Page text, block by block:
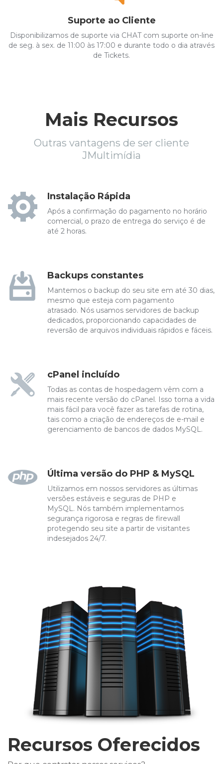
Suporte ao Cliente
Disponibilizamos de suporte via CHAT com suporte on-line
de seg. à sex. de 11:00 às 17:00 e durante todo o dia através
de Tickets.
Mais Recursos
Outras vantagens de ser cliente
JMultimídia
Instalação Rápida
Após a confirmação do pagamento no horário
comercial, o prazo de entrega do serviço é de
até 2 horas.
Backups constantes
Mantemos o backup do seu site em até 30 dias,
mesmo que esteja com pagamento
atrasado. Nós usamos servidores de backup
dedicados, proporcionando capacidades de
reversão de arquivos individuais rápidos e fáceis.
cPanel incluído
Todas as contas de hospedagem vêm com a
mais recente versão do cPanel. Isso torna a vida
mais fácil para você fazer as tarefas de rotina,
tais como a criação de endereços de e-mail e
gerenciamento de bancos de dados MySQL.
Última versão do PHP & MySQL
Utilizamos em nossos servidores as últimas
versões estáveis ​​e seguras de PHP e
MySQL. Nós também implementamos
segurança rigorosa e regras de firewall
protegendo seu site a partir de visitantes
indesejados 24/7.
Recursos Oferecidos